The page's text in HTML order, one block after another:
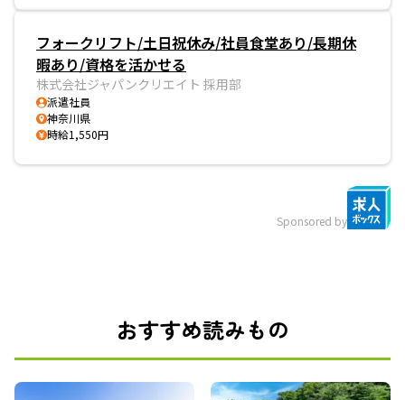
フォークリフト/土日祝休み/社員食堂あり/長期休
暇あり/資格を活かせる
株式会社ジャパンクリエイト 採用部
派遣社員
神奈川県
時給1,550円
Sponsored by
おすすめ読みもの